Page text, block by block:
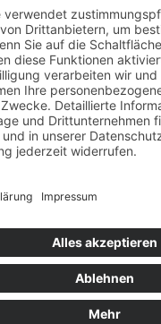
zu Ihren Aktivitäten
sammeln. Bitte lesen Sie die
Details durch und stimmen
Sie der Nutzung des
Service zu, um diese Karte
anzuzeigen.
Mehr Informationen
Akzeptieren
powered by
Usercentrics
Consent Management
&eRecht24